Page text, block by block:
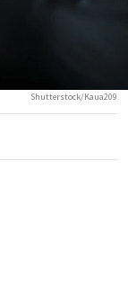
Shutterstock/Kaua209